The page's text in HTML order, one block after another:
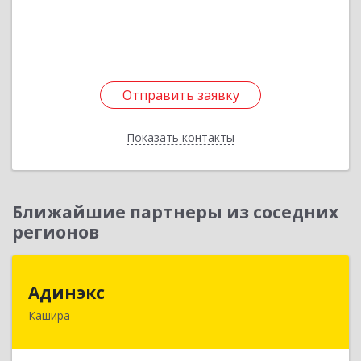
Отправить заявку
Показать контакты
Отправить заявку
Назад
Ближайшие партнеры из соседних
регионов
Адинэкс
Кашира
142900, Московская обл, г.о. Кашира, Кашира г,